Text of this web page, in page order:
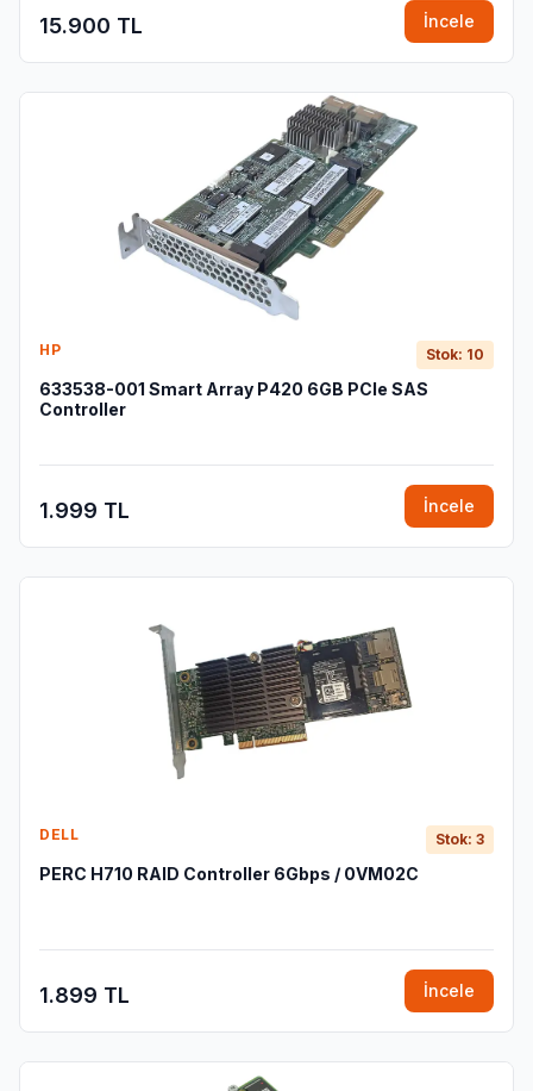
15.900 TL İncele
HP Stok: 10
633538-001 Smart Array P420 6GB PCIe SAS
Controller
1.999 TL İncele
DELL Stok: 3
PERC H710 RAID Controller 6Gbps / 0VM02C
1.899 TL İncele